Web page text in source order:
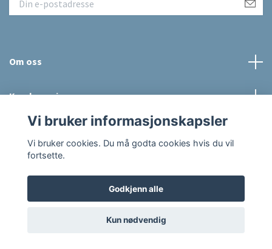
Om oss
Kundeservice
© 2026 Raus HverdagPowered by Quickbutik
Vi bruker informasjonskapsler
Vi bruker cookies. Du må godta cookies hvis du vil
fortsette.
Godkjenn alle
Kun nødvendig